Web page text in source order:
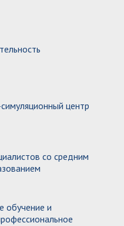
центр
со средним
обучение и